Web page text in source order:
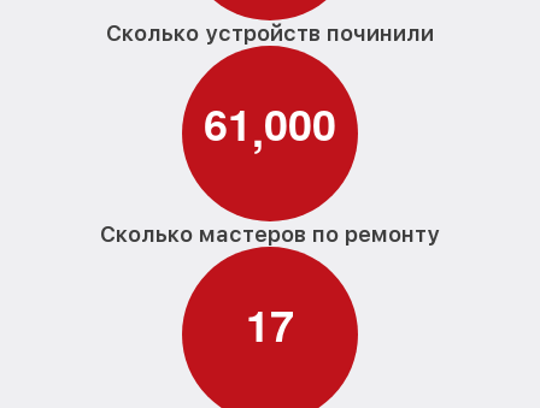
Сколько устройств починили
61,000
Сколько мастеров по ремонту
17